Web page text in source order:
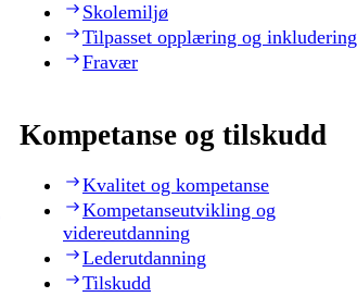
Skolemiljø
Tilpasset opplæring og inkludering
Fravær
Kompetanse og tilskudd
Kvalitet og kompetanse
Kompetanseutvikling og
videreutdanning
Lederutdanning
Tilskudd